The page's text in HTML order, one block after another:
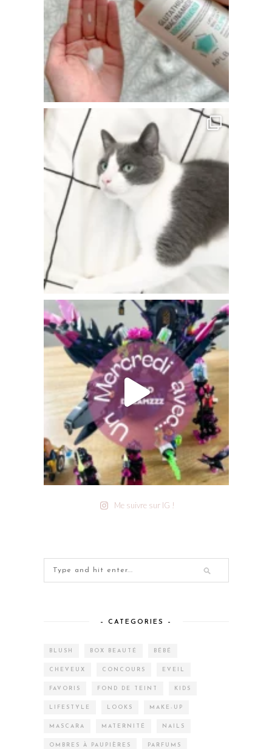
Me suivre sur IG !
– CATEGORIES –
BLUSH BOX BEAUTÉ BÉBÉ
CHEVEUX CONCOURS EVEIL
FAVORIS FOND DE TEINT KIDS
LIFESTYLE LOOKS MAKE-UP
MASCARA MATERNITÉ NAILS
OMBRES À PAUPIÈRES PARFUMS